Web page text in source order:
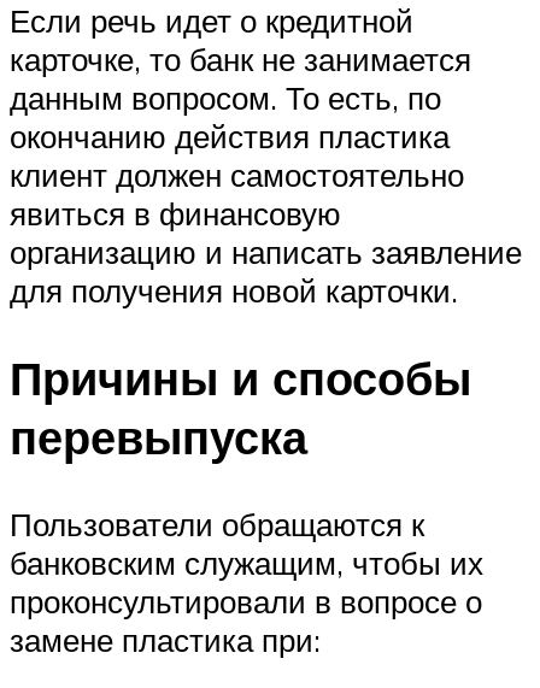
Если речь идет о кредитной
карточке, то банк не занимается
данным вопросом. То есть, по
окончанию действия пластика
клиент должен самостоятельно
явиться в финансовую
организацию и написать заявление
для получения новой карточки.
Причины и способы
перевыпуска
Пользователи обращаются к
банковским служащим, чтобы их
проконсультировали в вопросе о
замене пластика при: